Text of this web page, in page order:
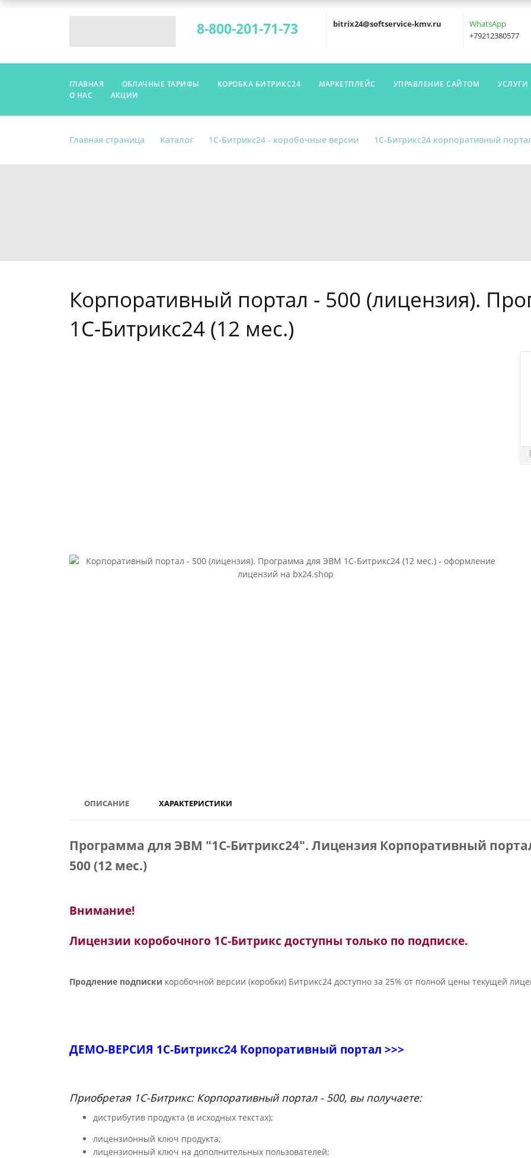
8-800-201-71-73 bitrix24@softservice-kmv.ru
WhatsApp
+79212380577
ГЛАВНАЯ ОБЛАЧНЫЕ ТАРИФЫ КОРОБКА БИТРИКС24 МАРКЕТПЛЕЙС УПРАВЛЕНИЕ САЙТОМ УСЛУГИ
О НАС
АКЦИИ
Главная страница Каталог 1С-Битрикс24 - коробочные версии 1С-Битрикс24 корпоративный
Корпоративный портал - 500 (лицензия).
1С-Битрикс24 (12 мес.)
ОПИСАНИЕ ХАРАКТЕРИСТИКИ
Программа для ЭВМ "1С-Битрикс24". Лицензия Корпоративный
500 (12 мес.)
Внимание!
Лицензии коробочного 1С-Битрикс доступны только по подписке.
Продление подписки коробочной версии (коробки) Битрикс24 доступно за 25% от полной цены текущей
ДЕМО-ВЕРСИЯ 1С-Битрикс24 Корпоративный портал >>>
Приобретая 1С-Битрикс: Корпоративный портал - 500, вы получаете:
дистрибутив продукта (в исходных текстах);
лицензионный ключ продукта;
лицензионный ключ на дополнительных пользователей;